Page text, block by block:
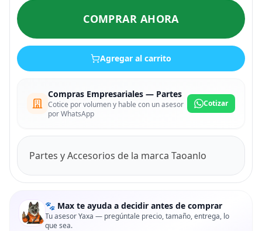
COMPRAR AHORA
Agregar al carrito
Compras Empresariales — Partes
Cotice por volumen y hable con un asesor
por WhatsApp
Cotizar
Partes y Accesorios de la marca Taoanlo
🐾 Max te ayuda a decidir antes de comprar
Tu asesor Yaxa — pregúntale precio, tamaño, entrega, lo
que sea.